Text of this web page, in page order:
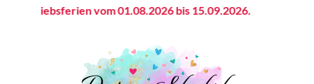
Betriebsferien vom 01.08.2026 bis 15.09.2026.